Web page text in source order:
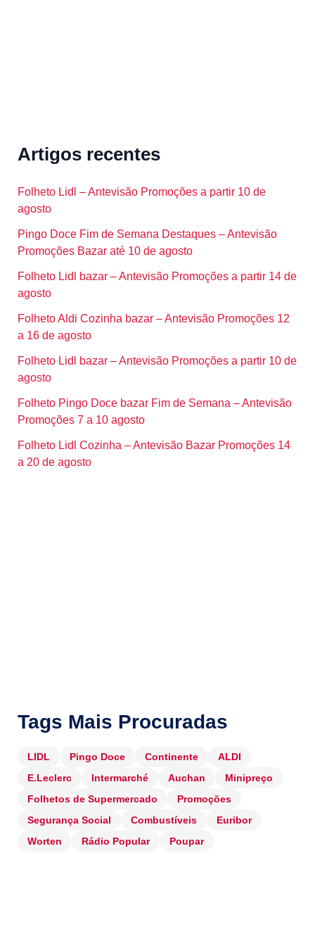
Artigos recentes
Folheto Lidl – Antevisão Promoções a partir 10 de
agosto
Pingo Doce Fim de Semana Destaques – Antevisão
Promoções Bazar até 10 de agosto
Folheto Lidl bazar – Antevisão Promoções a partir 14 de
agosto
Folheto Aldi Cozinha bazar – Antevisão Promoções 12
a 16 de agosto
Folheto Lidl bazar – Antevisão Promoções a partir 10 de
agosto
Folheto Pingo Doce bazar Fim de Semana – Antevisão
Promoções 7 a 10 agosto
Folheto Lidl Cozinha – Antevisão Bazar Promoções 14
a 20 de agosto
Tags Mais Procuradas
LIDL Pingo Doce Continente
ALDI
E.Leclerc
Intermarché Auchan
Minipreço
Folhetos de Supermercado
Promoções
Segurança Social
Combustíveis
Euribor
Worten
Rádio Popular Poupar